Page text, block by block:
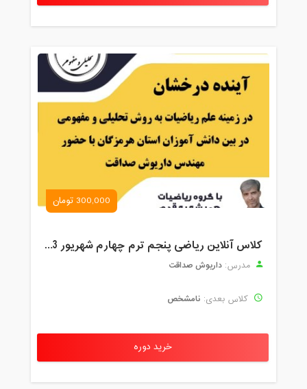
300,000 تومان
کلاس آنلاین ریاضی پنجم ترم چهارم شهریور 1403
مدرس: داریوش صداقت
کلاس بعدی: نامشخص
خرید دوره